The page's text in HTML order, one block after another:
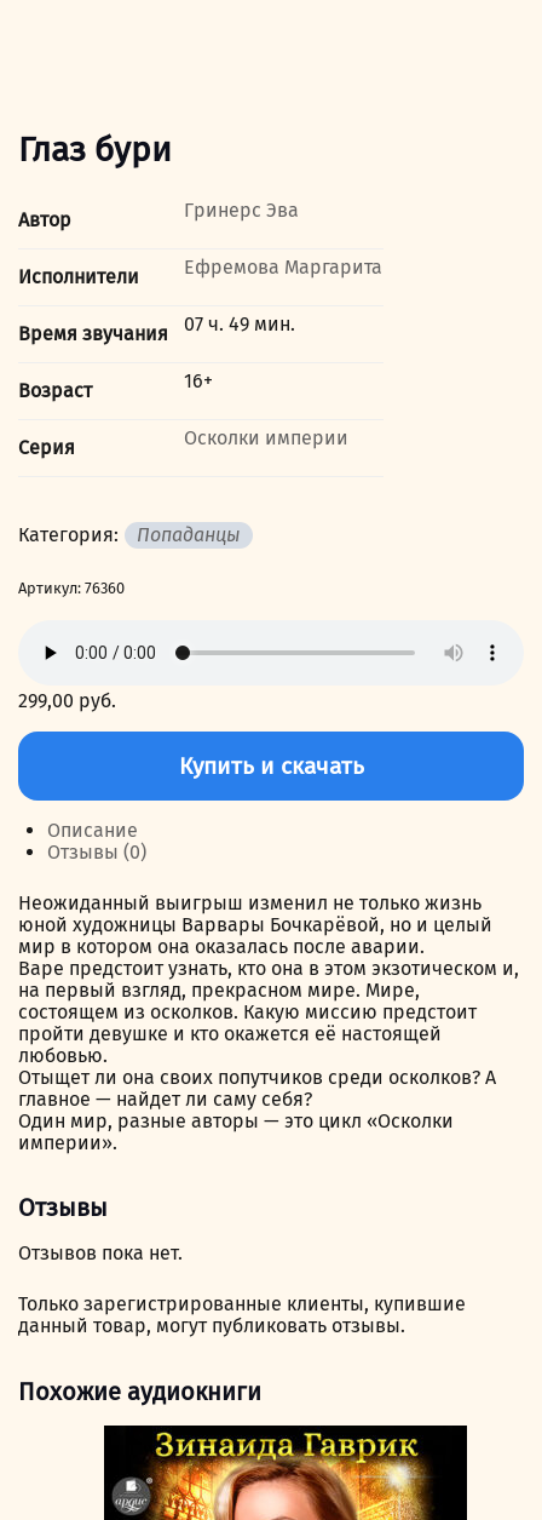
Глаз бури
Автор Гринерс Эва
Исполнители Ефремова Маргарита
Время звучания 07 ч. 49 мин.
Возраст 16+
Серия Осколки империи
Категория: Попаданцы
Артикул: 76360
299,00 руб.
Количество
Глаз
бури
Купить и скачать
Описание
Отзывы (0)
Неожиданный выигрыш изменил не только жизнь
юной художницы Варвары Бочкарёвой, но и целый
мир в котором она оказалась после аварии.
Варе предстоит узнать, кто она в этом экзотическом и,
на первый взгляд, прекрасном мире. Мире,
состоящем из осколков. Какую миссию предстоит
пройти девушке и кто окажется её настоящей
любовью.
Отыщет ли она своих попутчиков среди осколков? А
главное — найдет ли саму себя?
Один мир, разные авторы — это цикл «Осколки
империи».
Отзывы
Отзывов пока нет.
Только зарегистрированные клиенты, купившие
данный товар, могут публиковать отзывы.
Похожие аудиокниги